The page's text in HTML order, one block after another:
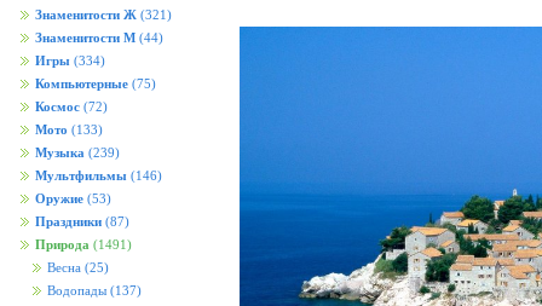
Знаменитости Ж (321)
Знаменитости М (44)
Игры (334)
Компьютерные (75)
Космос (72)
Мото (133)
Музыка (239)
Мультфильмы (146)
Оружие (53)
Праздники (87)
Природа (1491)
Весна (25)
Водопады (137)